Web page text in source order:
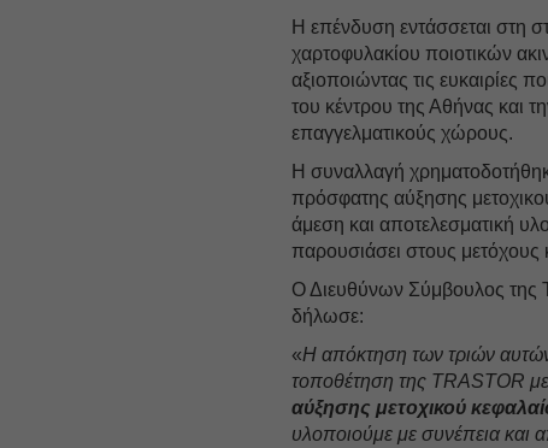
Η επένδυση εντάσσεται στη
χαρτοφυλακίου ποιοτικών
αξιοποιώντας τις ευκαιρίες
του κέντρου της Αθήνας και
επαγγελματικούς χώρους.
Η συναλλαγή
πρόσφατης αύξησης
άμεση και αποτελεσματική
παρουσιάσει στους μετόχους
Ο Διευθύνων Σύμβουλος της
δήλωσε:
«Η απόκτηση των τριών
τοποθέτηση της TRASTOR
αύξησης μετοχικού
υλοποιούμε με συνέπεια και